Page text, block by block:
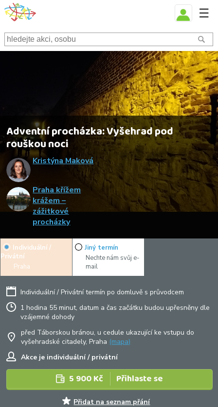
☰
Adventní procházka: Vyšehrad pod
rouškou noci
Kristýna Maková
Praha křížem
krážem –
zážitkové
procházky
Individuální /
Privátní
Praha
Jiný termín
Nechte nám svůj e-
mail
Individuální / Privátní termín po domluvě s průvodcem
1 hodina 55 minut, datum a čas začátku budou upřesněny dle
vzájemné dohody
před Táborskou bránou, u cedule ukazující ke vstupu do
vyšehradské citadely, Praha (mapa)
Akce je individuální / privátní
5 900 Kč Přihlaste se
Přidat na seznam přání